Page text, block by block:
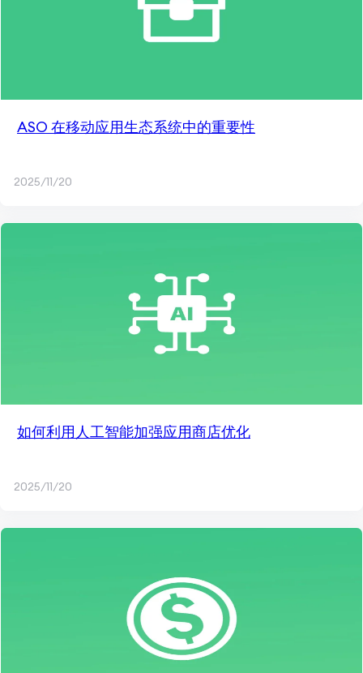
ASO 在移动应用生态系统中的重要性
2025/11/20
如何利用人工智能加强应用商店优化
2025/11/20